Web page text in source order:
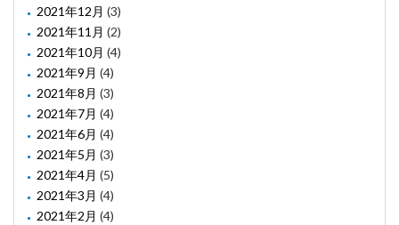
2021年12月 (3)
2021年11月 (2)
2021年10月 (4)
2021年9月 (4)
2021年8月 (3)
2021年7月 (4)
2021年6月 (4)
2021年5月 (3)
2021年4月 (5)
2021年3月 (4)
2021年2月 (4)